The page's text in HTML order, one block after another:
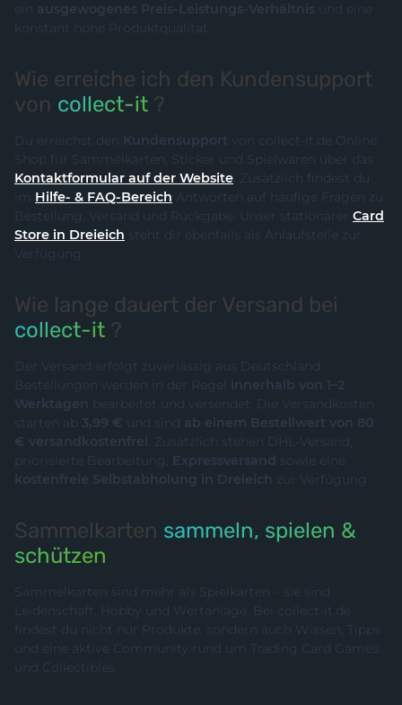
ein ausgewogenes Preis-Leistungs-Verhältnis und eine
konstant hohe Produktqualität.
Wie erreiche ich den Kundensupport
von collect-it ?
Du erreichst den Kundensupport von collect-it.de Online
Shop für Sammelkarten, Sticker und Spielwaren über das
Kontaktformular auf der Website. Zusätzlich findest du
im Hilfe- & FAQ-Bereich Antworten auf häufige Fragen zu
Bestellung, Versand und Rückgabe. Unser stationärer Card
Store in Dreieich steht dir ebenfalls als Anlaufstelle zur
Verfügung.
Wie lange dauert der Versand bei
collect-it ?
Der Versand erfolgt zuverlässig aus Deutschland.
Bestellungen werden in der Regel innerhalb von 1–2
Werktagen bearbeitet und versendet. Die Versandkosten
starten ab 3,99 € und sind ab einem Bestellwert von 80
€ versandkostenfrei. Zusätzlich stehen DHL-Versand,
priorisierte Bearbeitung, Expressversand sowie eine
kostenfreie Selbstabholung in Dreieich zur Verfügung.
Sammelkarten sammeln, spielen &
schützen
Sammelkarten sind mehr als Spielkarten – sie sind
Leidenschaft, Hobby und Wertanlage. Bei collect-it.de
findest du nicht nur Produkte, sondern auch Wissen, Tipps
und eine aktive Community rund um Trading Card Games
und Collectibles.